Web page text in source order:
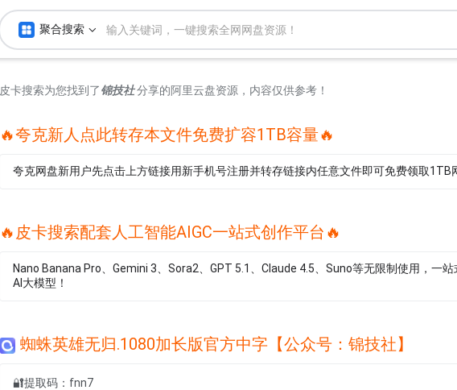
聚合搜索
皮卡搜索为您找到了锦技社分享的阿里云盘资源，内容仅供参考！
🔥夸克新人点此转存本文件免费扩容1TB容量🔥
夸克网盘新用户先点击上方链接用新手机号注册并转存链接内任意文件即可免费领取1TB
🔥皮卡搜索配套人工智能AIGC一站式创作平台🔥
Nano Banana Pro、Gemini 3、Sora2、GPT 5.1、Claude 4.5、Suno等无限制使用，一
AI大模型！
蜘蛛英雄无归.1080加长版官方中字【公众号：锦技社】
🔐提取码：fnn7